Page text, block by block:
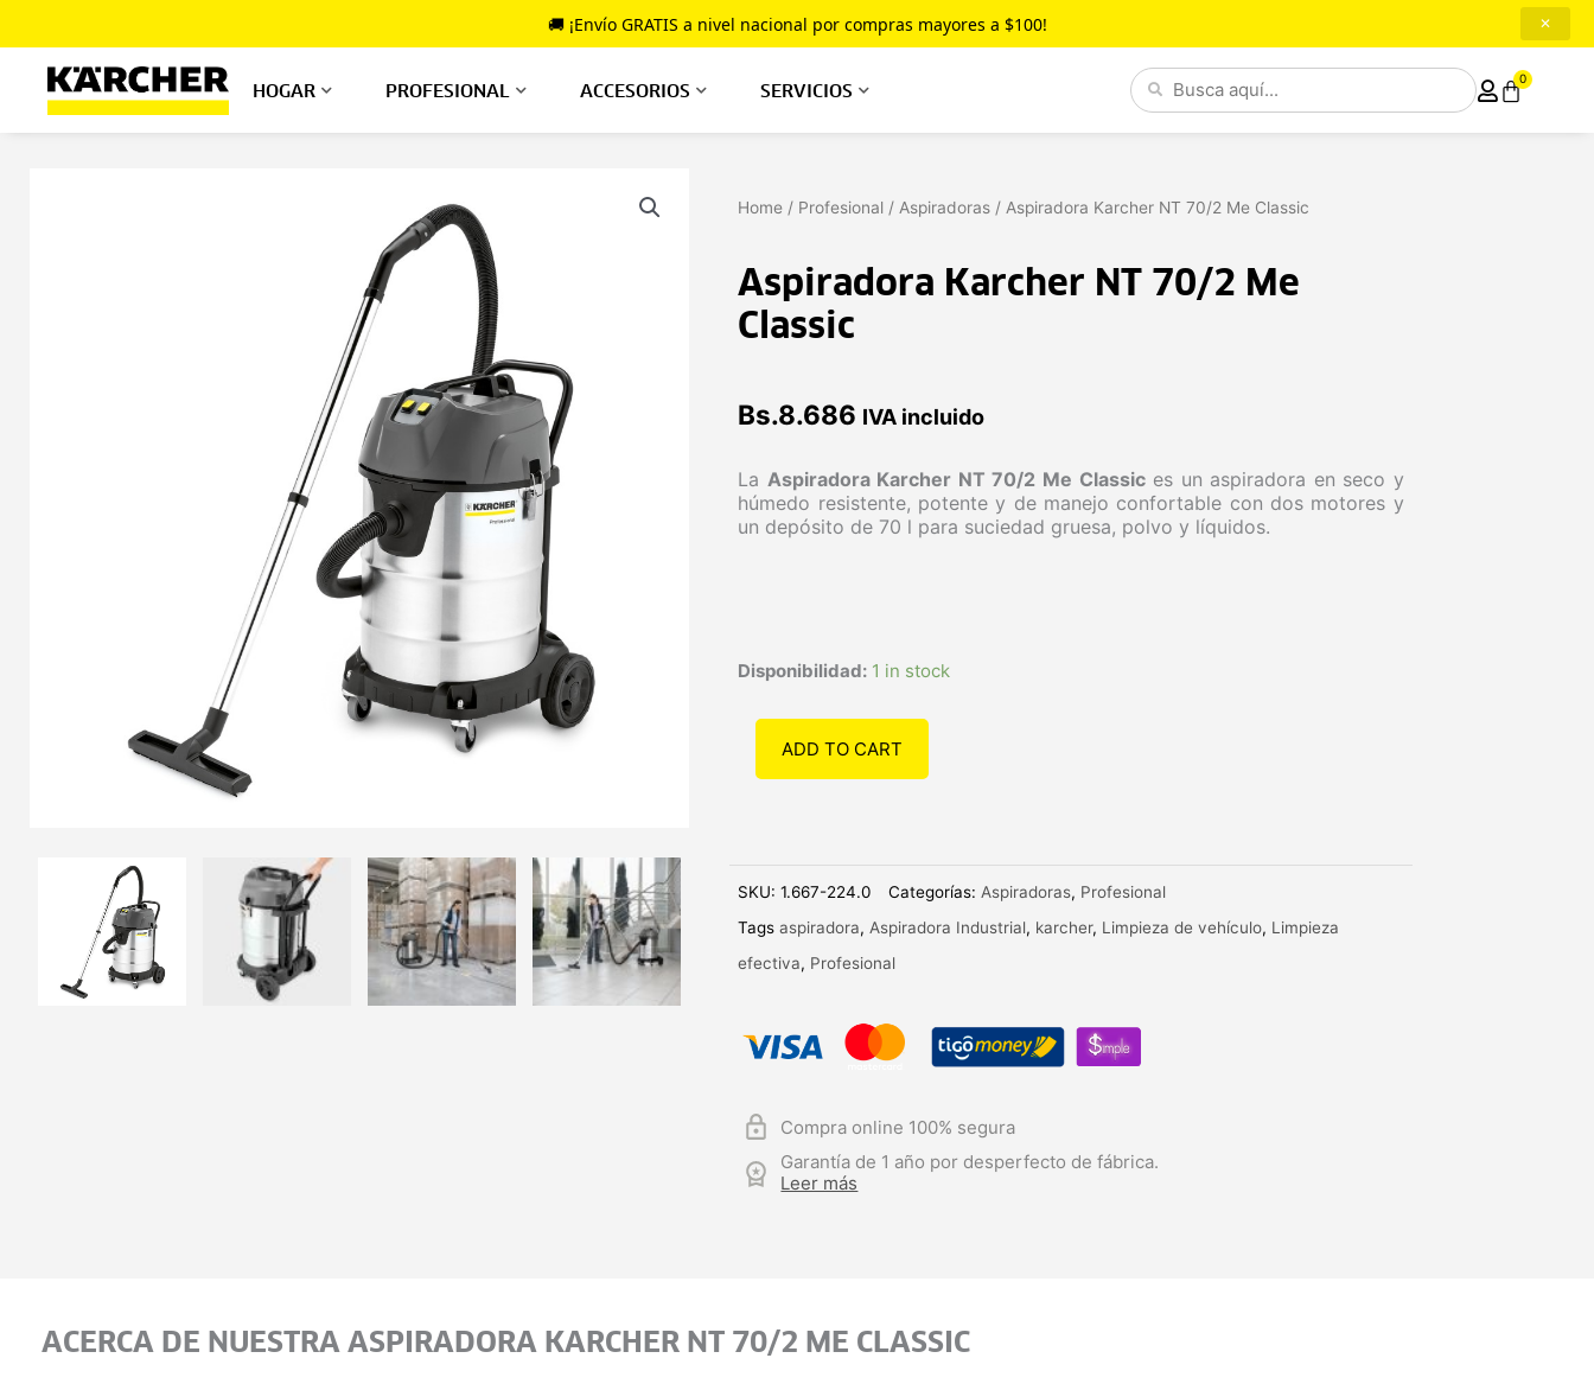
🚚 ¡Envío GRATIS a nivel nacional por compras mayores a $100! ✕
al
contenido
HOGAR PROFESIONAL ACCESORIOS SERVICIOS
Search
...
0
Cart
Home / Profesional / Aspiradoras / Aspiradora Karcher NT 70/2 Me Classic
Aspiradora Karcher NT 70/2 Me
Classic
Bs.8.686 IVA incluido
La Aspiradora Karcher NT 70/2 Me Classices un aspiradora en seco y
húmedo resistente, potente y de manejo confortable con dos motores y
un depósito de 70 l para suciedad gruesa, polvo y líquidos.
Disponibilidad: 1 in stock
Aspiradora
ADD TO CART
SKU:1.667-224.0 Categorías: Aspiradoras, Profesional
Tags aspiradora, Aspiradora Industrial, karcher, Limpieza de vehículo, Limpieza
efectiva, Profesional
Compra online 100% segura
Garantía de 1 año por desperfecto de fábrica.
Leer más
ACERCA DE NUESTRA ASPIRADORA KARCHER NT 70/2 ME CLASSIC